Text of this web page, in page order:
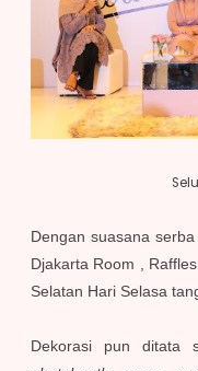
Dengan suasana
Djakarta Room ,
Selatan Hari Selasa
Dekorasi pun ditata